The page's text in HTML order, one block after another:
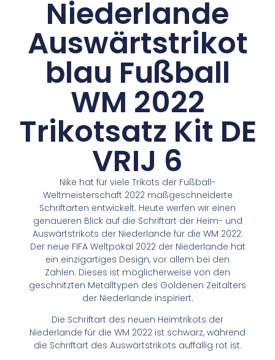
Niederlande
Auswärtstrikot
blau Fußball
WM 2022
Trikotsatz Kit DE
VRIJ 6
Nike hat für viele Trikots der Fußball-
Weltmeisterschaft 2022 maßgeschneiderte
Schriftarten entwickelt. Heute werfen wir einen
genaueren Blick auf die Schriftart der Heim- und
Auswärtstrikots der Niederlande für die WM 2022.
Der neue FIFA Weltpokal 2022 der Niederlande hat
ein einzigartiges Design, vor allem bei den
Zahlen. Dieses ist möglicherweise von den
geschnitzten Metalltypen des Goldenen Zeitalters
der Niederlande inspiriert.
Die Schriftart des neuen Heimtrikots der
Niederlande für die WM 2022 ist schwarz, während
die Schriftart des Auswärtstrikots auffällig rot ist.